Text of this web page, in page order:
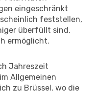
eingeschränkt
feststellen,
überfüllt sind,
ermöglicht.
Jahreszeit
Allgemeinen
zu Brüssel, wo die